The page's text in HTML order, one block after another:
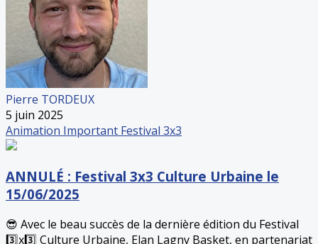
Pierre TORDEUX
5 juin 2025
Animation Important Festival 3x3
ANNULÉ : Festival 3x3 Culture Urbaine le
15/06/2025
😎 Avec le beau succès de la dernière édition du Festival
3️⃣x3️⃣ Culture Urbaine, Elan Lagny Basket, en partenariat